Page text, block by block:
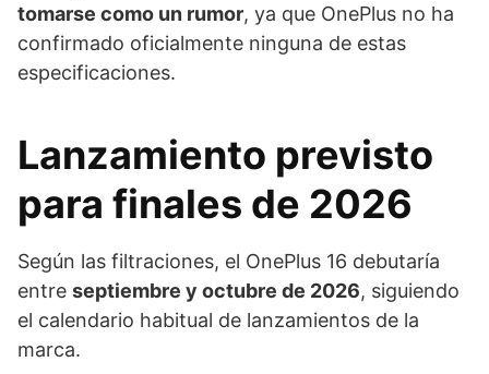
tomarse como un rumor, ya que OnePlus no ha
confirmado oficialmente ninguna de estas
especificaciones.
Lanzamiento previsto
para finales de 2026
Según las filtraciones, el OnePlus 16 debutaría
entre septiembre y octubre de 2026, siguiendo
el calendario habitual de lanzamientos de la
marca.